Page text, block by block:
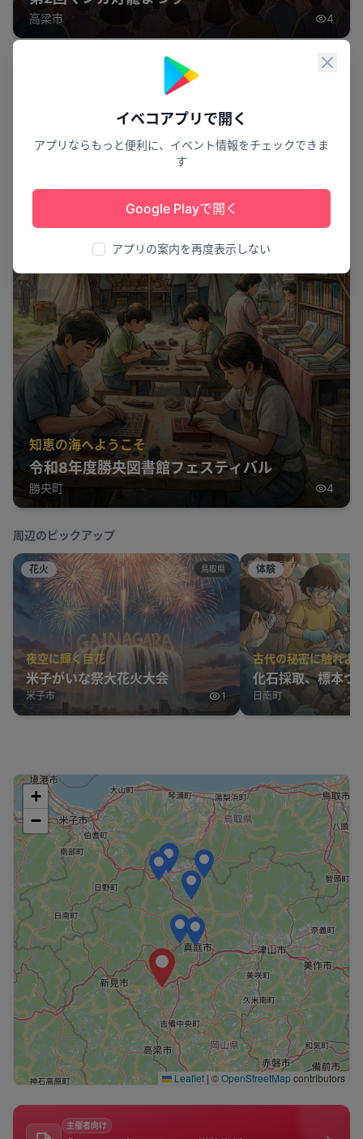
閉じ
イベコアプリで開く
アプリならもっと便利に、イベント情報をチェックできま
す
Google Playで開く
アプリの案内を再度表示しない
高梁市 4
知恵の海へようこそ
令和8年度勝央図書館フェスティバル
勝央町 4
周辺のピックアップ
花火 鳥取県
夜空に輝く巨花
米子がいな祭大花火大会
米子市 1
体験
古代の秘密に触れよ
化石採取、標本づ
日南町
+
−
Leaflet | ©OpenStreetMapcontributors
主催者向け